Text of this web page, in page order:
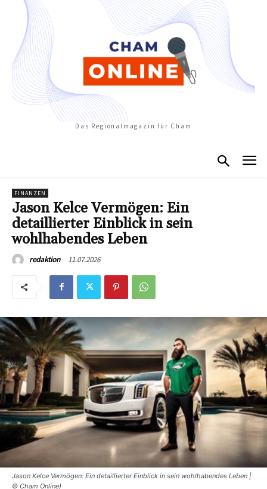
Das Regionalmagazin für Cham
FINANZEN
Jason Kelce Vermögen: Ein
detaillierter Einblick in sein
wohlhabendes Leben
redaktion 11.07.2026
Jason Kelce Vermögen: Ein detaillierter Einblick in sein wohlhabendes Leben |
© Cham Online)